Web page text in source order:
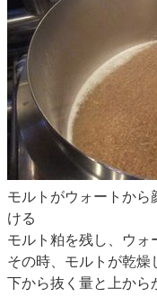
モルトがウォートか
ける
モルト粕を残し、ウ
その時、モルトが乾
下から抜く量と上から